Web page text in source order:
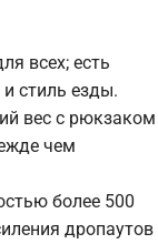
всех; есть
стиль езды.
вес с рюкзаком
чем
более 500
дропаутов